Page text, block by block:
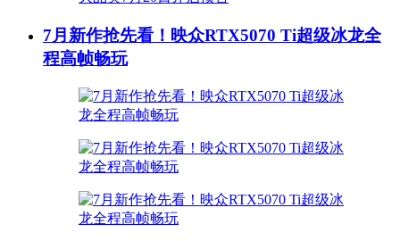
7月新作抢先看！映众RTX5070 Ti超级冰龙全
程高帧畅玩